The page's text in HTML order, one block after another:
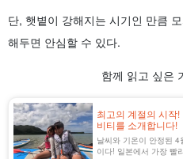
단, 햇볕이 강해지는 시기인 만큼
해두면 안심할 수 있다.
함께 읽고 싶은
최고의 계절의 시작
비티를 소개합니다!
날씨와 기온이 안정된
이다! 일본에서 가장 빨